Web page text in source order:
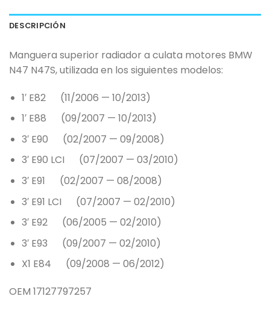
DESCRIPCIÓN
Manguera superior radiador a culata motores BMW
N47 N47S, utilizada en los siguientes modelos:
1′ E82 (11/2006 — 10/2013)
1′ E88 (09/2007 — 10/2013)
3′ E90 (02/2007 — 09/2008)
3′ E90 LCI (07/2007 — 03/2010)
3′ E91 (02/2007 — 08/2008)
3′ E91 LCI (07/2007 — 02/2010)
3′ E92 (06/2005 — 02/2010)
3′ E93 (09/2007 — 02/2010)
X1 E84 (09/2008 — 06/2012)
OEM 17127797257